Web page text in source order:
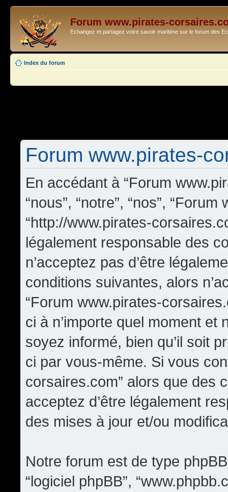
Forum www.pirates-
Echangez et partagez votre savoir maritime sur le forum des
Index du forum
Forum www.pirates-
En accédant à “Forum
“nous”, “notre”, “nos”,
“http://www.pirates-
légalement responsable des
n’acceptez pas d’être
conditions suivantes, alors
“Forum www.pirates-
ci à n’importe quel moment
soyez informé, bien qu’il soit
ci par vous-même. Si vous
corsaires.com” alors que des
acceptez d’être légalement
des mises à jour et/ou
Notre forum est de type phpBB
“logiciel phpBB”,